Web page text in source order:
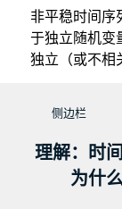
非平稳时间序
于独立随机变
独立（或不相
侧边栏
理解：时
为什